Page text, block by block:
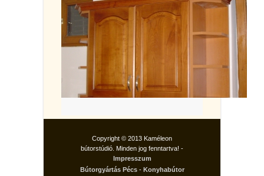
Copyright © 2013 Kaméleon
bútorstúdió. Minden jog fenntartva! -
Impresszum
Bútorgyártás Pécs- Konyhabútor